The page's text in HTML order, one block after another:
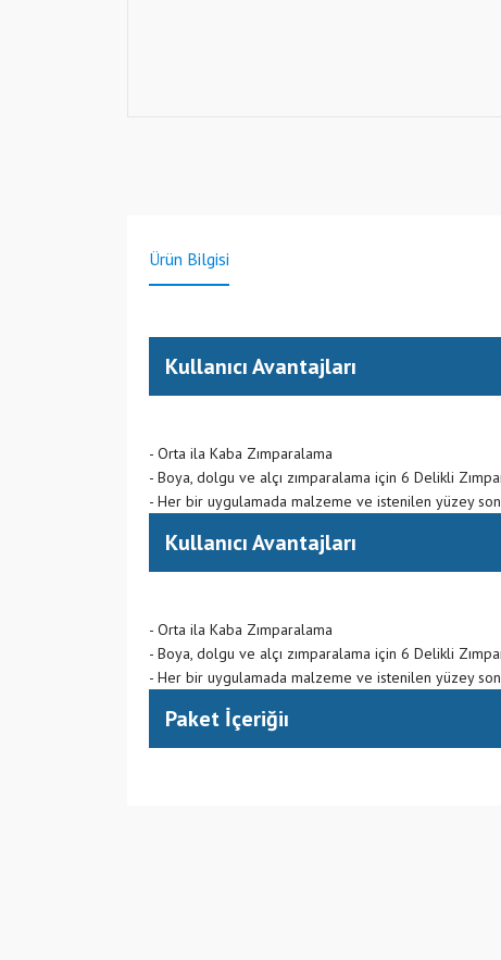
Ürün Bilgisi
Kullanıcı Avantajları
- Orta ila Kaba Zımparalama
- Boya, dolgu ve alçı zımparalama için 6 Delikli
- Her bir uygulamada malzeme ve istenilen yüzey
Kullanıcı Avantajları
- Orta ila Kaba Zımparalama
- Boya, dolgu ve alçı zımparalama için 6 Delikli
- Her bir uygulamada malzeme ve istenilen yüzey
Paket İçeriğiı